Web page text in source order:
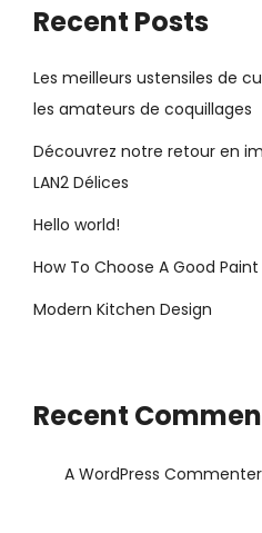
Recent Posts
Les meilleurs ustensiles de
les amateurs de coquillages
Découvrez notre retour en
LAN2 Délices
Hello world!
How To Choose A Good Paint
Modern Kitchen Design
Recent
A WordPress Commenter